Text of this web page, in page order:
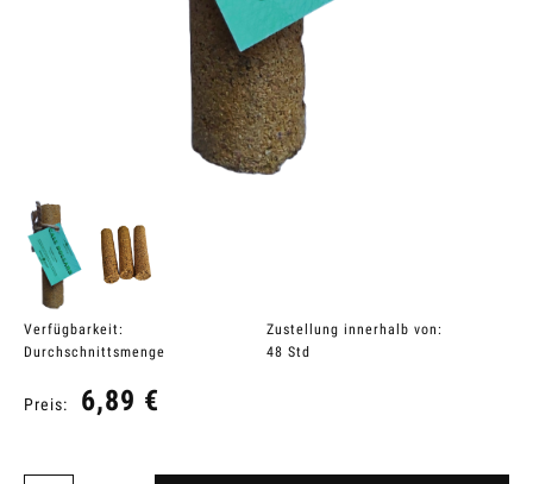
Verfügbarkeit:
Durchschnittsmenge
Zustellung innerhalb von:
48 Std
Preis: 6,89 €